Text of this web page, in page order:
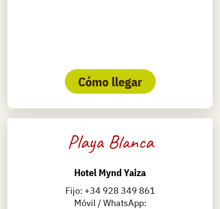
Cómo llegar
Playa Blanca
Hotel Mynd Yaiza
Fijo: +34 928 349 861
Móvil / WhatsApp: